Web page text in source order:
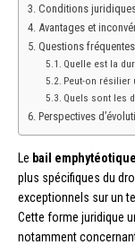
Conditions
Avantages et
Questions
Quelle est la
Peut-on résilier
Quels sont les
Perspectives
Le bail emphytéotique
plus spécifiques du
exceptionnels sur un
Cette forme juridique
notamment